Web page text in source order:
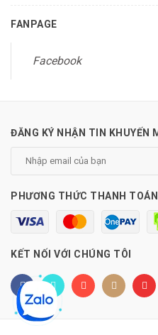
FANPAGE
Facebook
ĐĂNG KÝ NHẬN TIN KHUYẾN
PHƯƠNG THỨC THANH TOÁN
KẾT NỐI VỚI CHÚNG TÔI